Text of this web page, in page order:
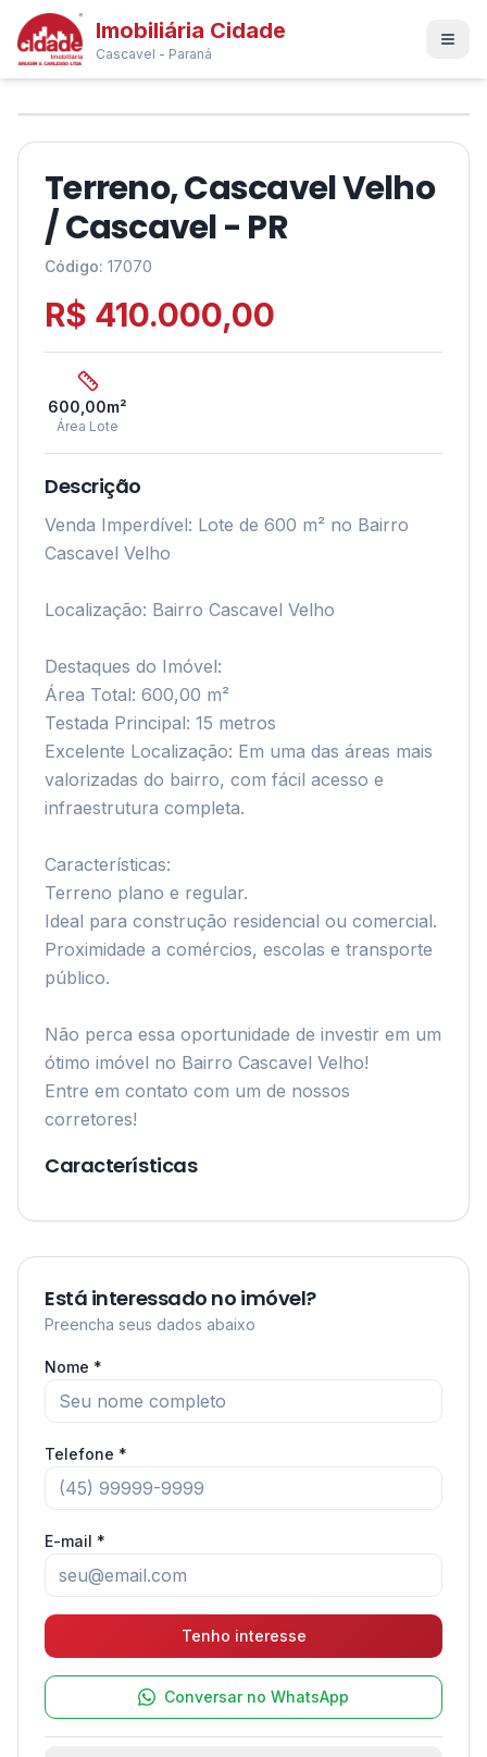
Imobiliária Cidade
Cascavel - Paraná
❮ ❯
1/2
Terreno, Cascavel Velho
/ Cascavel - PR
Código: 17070
R$ 410.000,00
600,00m²
Área Lote
Descrição
Venda Imperdível: Lote de 600 m² no Bairro
Cascavel Velho
Localização: Bairro Cascavel Velho
Destaques do Imóvel:
Área Total: 600,00 m²
Testada Principal: 15 metros
Excelente Localização: Em uma das áreas mais
valorizadas do bairro, com fácil acesso e
infraestrutura completa.
Características:
Terreno plano e regular.
Ideal para construção residencial ou comercial.
Proximidade a comércios, escolas e transporte
público.
Não perca essa oportunidade de investir em um
ótimo imóvel no Bairro Cascavel Velho!
Entre em contato com um de nossos
corretores!
Características
Está interessado no imóvel?
Preencha seus dados abaixo
Nome *
Telefone *
E-mail *
Tenho interesse
Conversar no WhatsApp